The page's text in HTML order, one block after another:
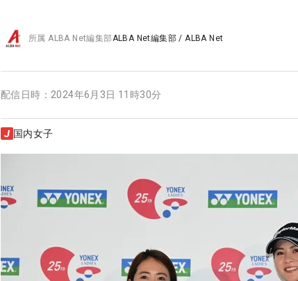
所属ALBA Net編集部ALBA Net編集部 /ALBA Net
配信日時： 2024年6月3日 11時30分
国内女子